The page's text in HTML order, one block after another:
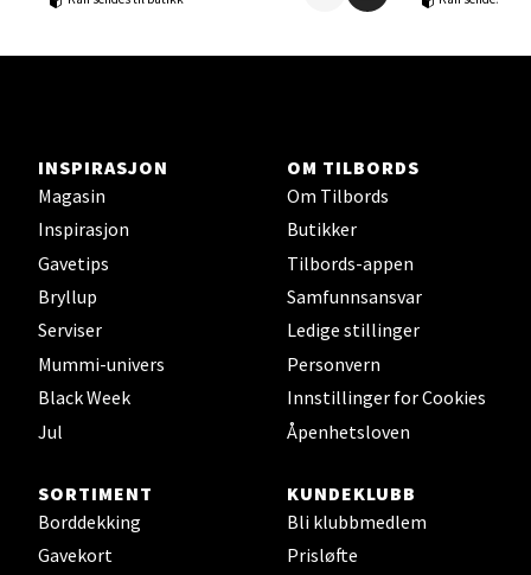
INSPIRASJON
Magasin
Inspirasjon
Gavetips
Bryllup
Serviser
Mummi-univers
Black Week
Jul
OM TILBORDS
Om Tilbords
Butikker
Tilbords-appen
Samfunnsansvar
Ledige stillinger
Personvern
Innstillinger for Cookies
Åpenhetsloven
SORTIMENT
Borddekking
Gavekort
KUNDEKLUBB
Bli klubbmedlem
Prisløfte
0 i butikk
Sortland - Sortland Storsenter
Strangata 26, 8400 Sortland
0 i butikk